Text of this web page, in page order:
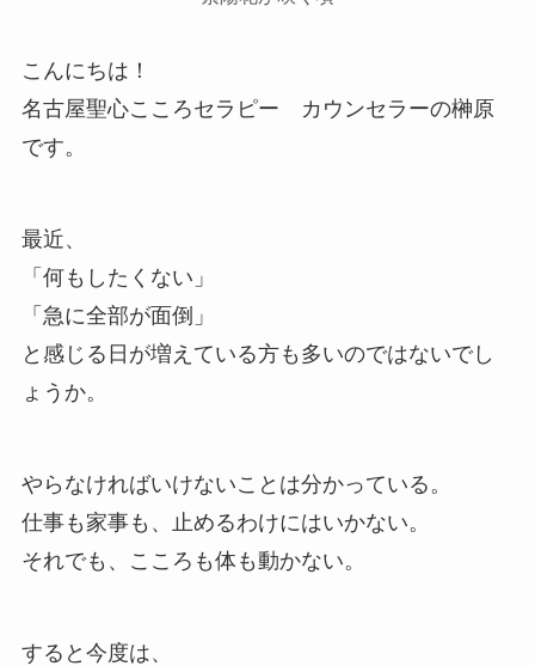
こんにちは！
名古屋聖心こころセラピー カウンセラーの榊原
です。
最近、
「何もしたくない」
「急に全部が面倒」
と感じる日が増えている方も多いのではないでし
ょうか。
やらなければいけないことは分かっている。
仕事も家事も、止めるわけにはいかない。
それでも、こころも体も動かない。
すると今度は、